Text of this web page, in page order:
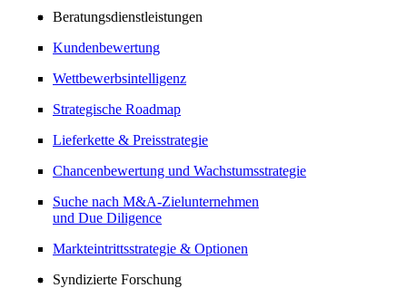
Beratungsdienstleistungen
Kundenbewertung
Wettbewerbsintelligenz
Strategische Roadmap
Lieferkette & Preisstrategie
Chancenbewertung und Wachstumsstrategie
Suche nach M&A-Zielunternehmen
und Due Diligence
Markteintrittsstrategie & Optionen
Syndizierte Forschung